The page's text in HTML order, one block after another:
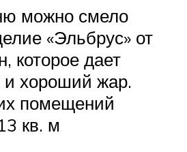
можно смело
«Эльбрус» от
которое дает
и хороший жар.
помещений
кв. м